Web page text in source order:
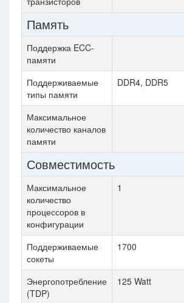
Память
Поддержка ECC-
памяти
Поддерживаемые
типы памяти
DDR4, DDR5
Максимальное
количество каналов
памяти
Совместимость
Максимальное
количество
процессоров в
конфигурации
1
Поддерживаемые
сокеты
1700
Энергопотребление
(TDP)
125 Watt